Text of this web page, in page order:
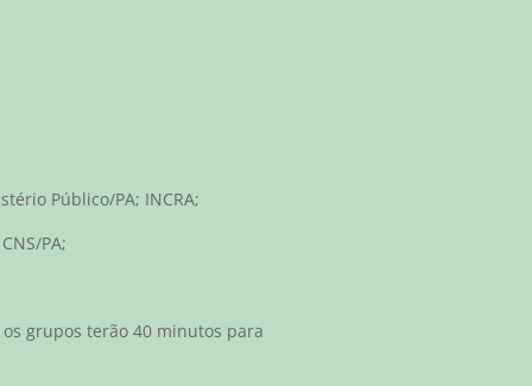
Público/PA; INCRA;
PA;
os grupos terão 40 minutos para